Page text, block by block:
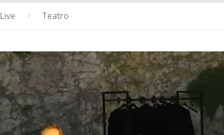
CONTRIBUTORS
Live Teatro